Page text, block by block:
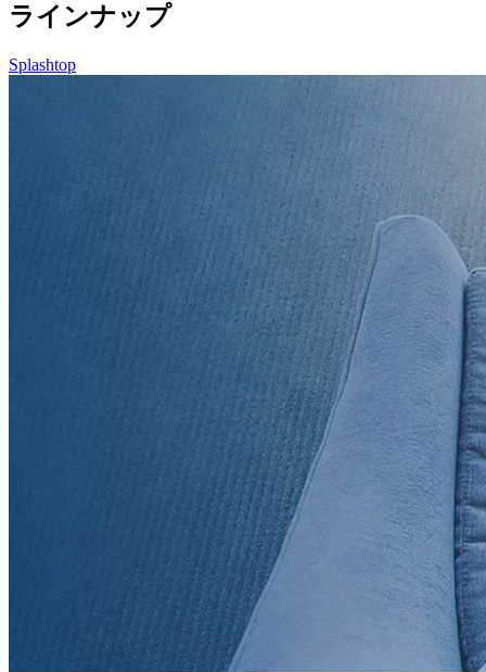
ラインナップ
Splashtop